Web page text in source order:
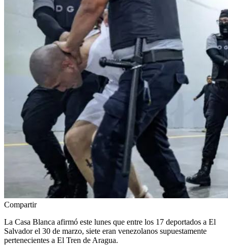
Compartir
La Casa Blanca afirmó este lunes que entre los 17 deportados a El
Salvador el 30 de marzo, siete eran venezolanos supuestamente
pertenecientes a El Tren de Aragua.